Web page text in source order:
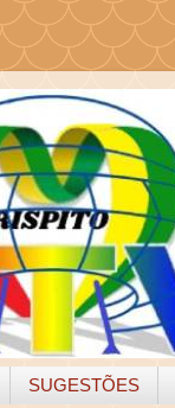
SUGESTÕES